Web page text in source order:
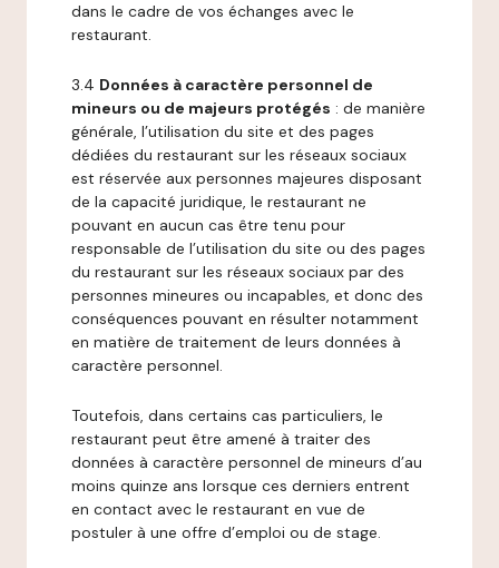
dans le cadre de vos échanges avec le
restaurant.
3.4 Données à caractère personnel de
mineurs ou de majeurs protégés : de manière
générale, l’utilisation du site et des pages
dédiées du restaurant sur les réseaux sociaux
est réservée aux personnes majeures disposant
de la capacité juridique, le restaurant ne
pouvant en aucun cas être tenu pour
responsable de l’utilisation du site ou des pages
du restaurant sur les réseaux sociaux par des
personnes mineures ou incapables, et donc des
conséquences pouvant en résulter notamment
en matière de traitement de leurs données à
caractère personnel.
Toutefois, dans certains cas particuliers, le
restaurant peut être amené à traiter des
données à caractère personnel de mineurs d’au
moins quinze ans lorsque ces derniers entrent
en contact avec le restaurant en vue de
postuler à une offre d’emploi ou de stage.